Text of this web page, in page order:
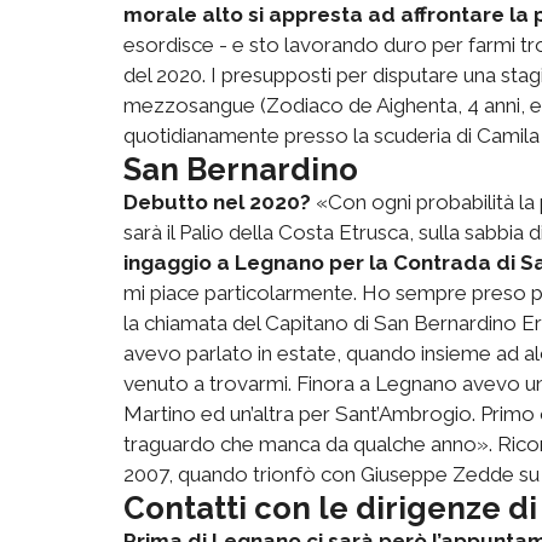
morale alto si appresta ad affrontare la
esordisce - e sto lavorando duro per farmi
del 2020. I presupposti per disputare una
mezzosangue (Zodiaco de Aighenta, 4 anni,
quotidianamente presso la scuderia di Camila
San Bernardino
Debutto nel 2020? «Con ogni probabilità
sarà il Palio della Costa Etrusca, sulla sabbia
ingaggio a Legnano per la Contrada di
mi piace particolarmente. Ho sempre preso
la chiamata del Capitano di San Bernardino
avevo parlato in estate, quando insieme ad
venuto a trovarmi. Finora a Legnano avevo
Martino ed un’altra per Sant’Ambrogio.
traguardo che manca da qualche anno».
2007, quando trionfò con Giuseppe Zedde
Contatti con le dirigenze